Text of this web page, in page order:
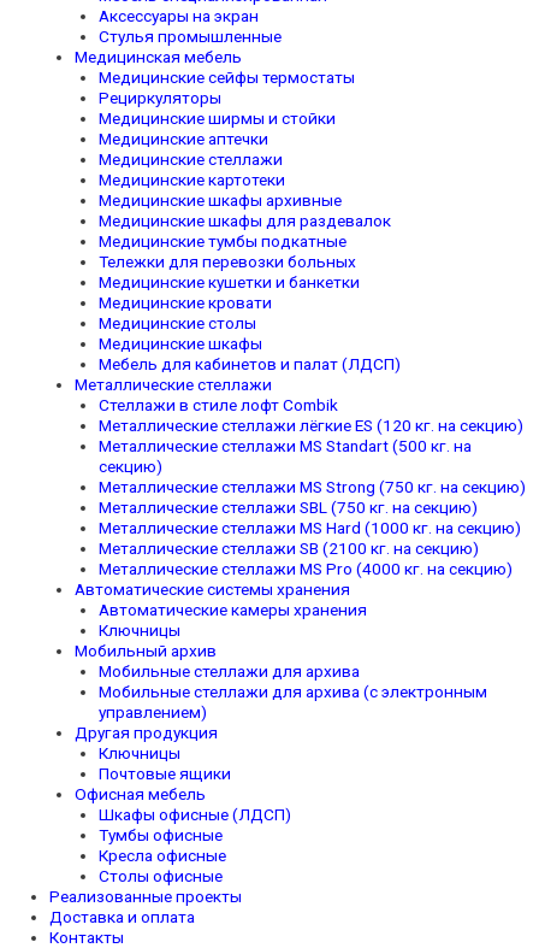
Аксессуары на экран
Стулья промышленные
Медицинская мебель
Медицинские сейфы термостаты
Рециркуляторы
Медицинские ширмы и стойки
Медицинские аптечки
Медицинские стеллажи
Медицинские картотеки
Медицинские шкафы архивные
Медицинские шкафы для раздевалок
Медицинские тумбы подкатные
Тележки для перевозки больных
Медицинские кушетки и банкетки
Медицинские кровати
Медицинские столы
Медицинские шкафы
Мебель для кабинетов и палат (ЛДСП)
Металлические стеллажи
Стеллажи в стиле лофт Combik
Металлические стеллажи лёгкие ES (120 кг. на секцию)
Металлические стеллажи MS Standart (500 кг. на
секцию)
Металлические стеллажи MS Strong (750 кг. на секцию)
Металлические стеллажи SBL (750 кг. на секцию)
Металлические стеллажи MS Hard (1000 кг. на секцию)
Металлические стеллажи SB (2100 кг. на секцию)
Металлические стеллажи MS Pro (4000 кг. на секцию)
Автоматические системы хранения
Автоматические камеры хранения
Ключницы
Мобильный архив
Мобильные стеллажи для архива
Мобильные стеллажи для архива (с электронным
управлением)
Другая продукция
Ключницы
Почтовые ящики
Офисная мебель
Шкафы офисные (ЛДСП)
Тумбы офисные
Кресла офисные
Столы офисные
Реализованные проекты
Доставка и оплата
Контакты